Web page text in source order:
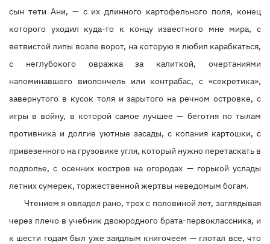
сын тети Ани, — с их длинного картофельного поля, конец
которого уходил куда-то к концу известного мне мира, с
ветвистой липы возле ворот, на которую я любил карабкаться,
с неглубокого овражка за калиткой, очертаниями
напоминавшего виолончель или контрабас, с «секретика»,
завернутого в кусок толя и зарытого на речном островке, с
игры в войну, в которой самое лучшее — беготня по тылам
противника и долгие уютные засады, с копания картошки, с
привезенного на грузовике угля, который нужно перетаскать в
подполье, с осенних костров на огородах — горькой услады
летних сумерек, торжественной жертвы неведомым богам.
Чтением я овладел рано, трех с половиной лет, заглядывая
через плечо в учебник двоюродного брата-первоклассника, и
к шести годам был уже заядлым книгочеем — глотал все, что